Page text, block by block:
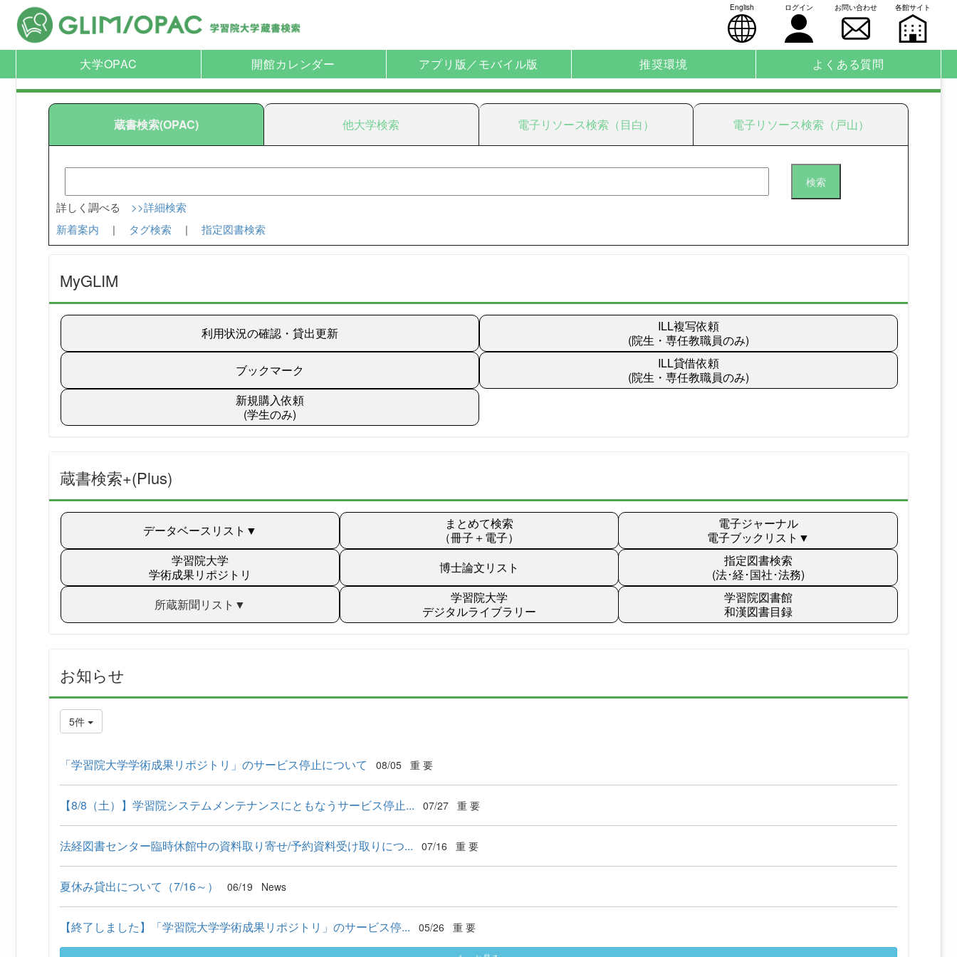
English ログイン お問い合わせ 各館サイト
大学OPAC 開館カレンダー アプリ版／モバイル版 推奨環境 よくある質問
蔵書検索(OPAC)
検索
詳しく調べる >>詳細検索
新着案内
| タグ検索 | 指定図書検索
他大学検索 電子リソース検索（目白） 電子リソース検索（戸山）
MyGLIM
利用状況の確認・貸出更新
ブックマーク
新規購入依頼
(学生のみ)
ILL複写依頼
(院生・専任教職員のみ)
ILL貸借依頼
(院生・専任教職員のみ)
蔵書検索+(Plus)
データベースリスト▼
学習院大学
学術成果リポジトリ
所蔵新聞リスト▼
まとめて検索
（冊子＋電子）
博士論文リスト
学習院大学
デジタルライブラリー
電子ジャーナル
電子ブックリスト▼
指定図書検索
(法･経･国社･法務)
学習院図書館
和漢図書目録
お知らせ
5件
「学習院大学学術成果リポジトリ」のサービス停止について 08/05 重 要
【8/8（土）】学習院システムメンテナンスにともなうサービス停止... 07/27 重 要
法経図書センター臨時休館中の資料取り寄せ/予約資料受け取りにつ... 07/16 重 要
夏休み貸出について（7/16～） 06/19 News
【終了しました】「学習院大学学術成果リポジトリ」のサービス停... 05/26 重 要